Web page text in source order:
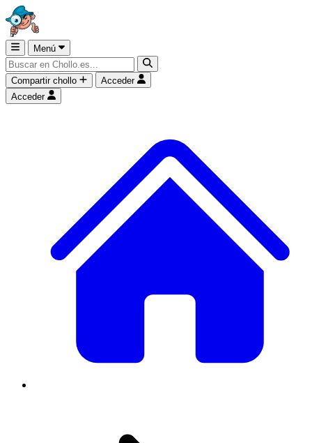
Menú
Compartir chollo
Acceder
Acceder